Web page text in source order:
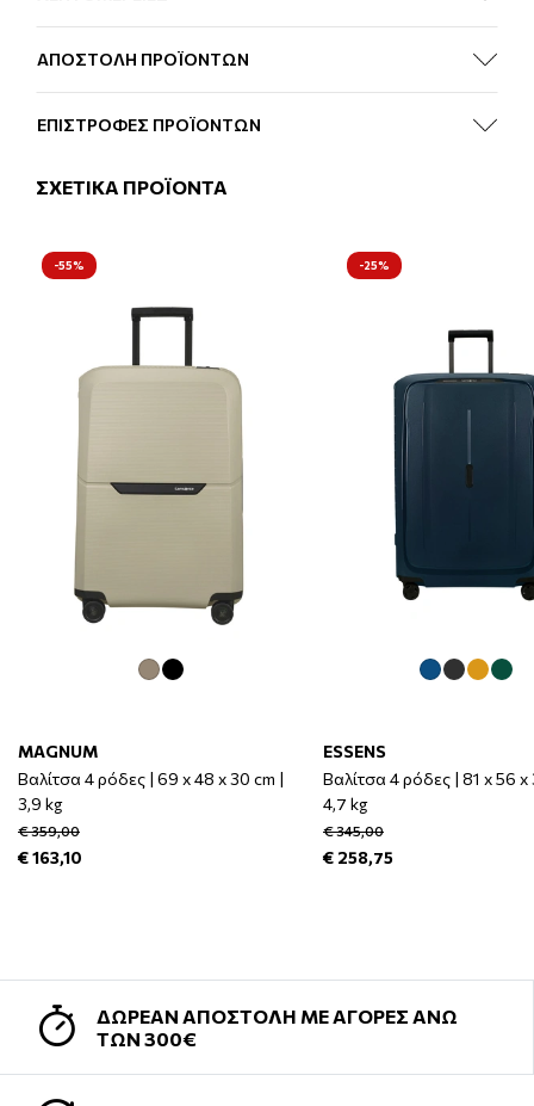
ΑΠΟΣΤΟΛΗ ΠΡΟΪΟΝΤΩΝ
ΕΠΙΣΤΡΟΦΕΣ ΠΡΟΪΟΝΤΩΝ
ΣΧΕΤΙΚΑ ΠΡΟΪΟΝΤΑ
-55%
MAGNUM
Βαλίτσα 4 ρόδες | 69 x 48 x 30 cm |
3,9 kg
€ 359,00
€ 163,10
-25%
ESSENS
Βαλίτσα 4 ρόδες | 81 x 56 x
4,7 kg
€ 345,00
€ 258,75
ΔΩΡΕΑΝ ΑΠΟΣΤΟΛΗ ΜΕ ΑΓΟΡΕΣ ΑΝΩ
ΤΩΝ 300€